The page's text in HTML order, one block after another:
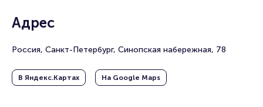
Адрес
Россия, Санкт-Петербург, Синопская набережная, 78
В Яндекс.Картах На Google Maps